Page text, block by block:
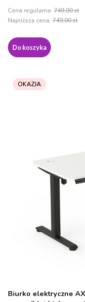
Cena regularna: 749,00 zł
Najniższa cena: 749,00 zł
Do koszyka
OKAZJA
Biurko elektryczne